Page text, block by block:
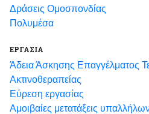
Δράσεις Ομοσπονδίας
Πολυμέσα
ΕΡΓΑΣΙΑ
Άδεια Άσκησης Επαγγέλματος
Ακτινοθεραπείας
Εύρεση εργασίας
Αμοιβαίες μετατάξεις